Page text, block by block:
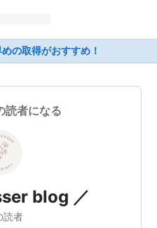
の取得がおすすめ！
読者になる
blog ／
読者